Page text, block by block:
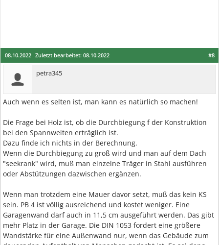
#8
08.10.2022 Zuletzt bearbeitet: 08.10.2022
petra345
Auch wenn es selten ist, man kann es natürlich so machen!
Die Frage bei Holz ist, ob die Durchbiegung f der Konstruktion
bei den Spannweiten erträglich ist.
Dazu finde ich nichts in der Berechnung.
Wenn die Durchbiegung zu groß wird und man auf dem Dach
"seekrank" wird, muß man einzelne Träger in Stahl ausführen
oder Abstützungen dazwischen ergänzen.
Wenn man trotzdem eine Mauer davor setzt, muß das kein KS
sein. PB 4 ist völlig ausreichend und kostet weniger. Eine
Garagenwand darf auch in 11,5 cm ausgeführt werden. Das gibt
mehr Platz in der Garage. Die DIN 1053 fordert eine größere
Wandstärke für eine Außenwand nur, wenn das Gebäude zum